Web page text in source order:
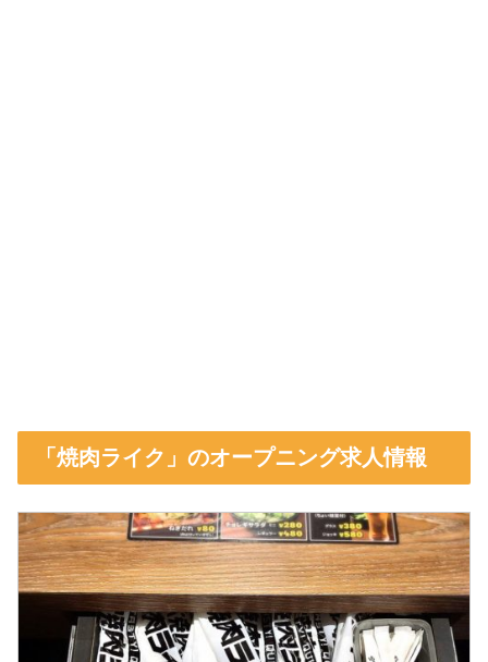
「焼肉ライク」のオープニング求人情報